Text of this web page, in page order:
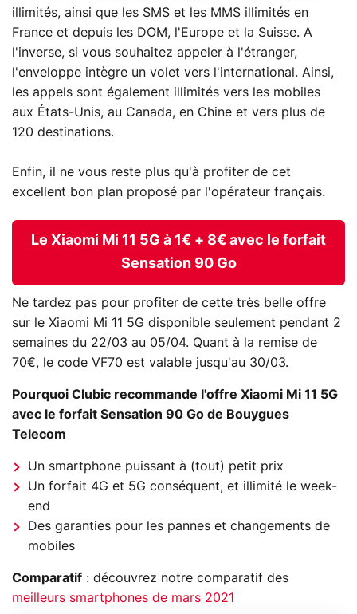
illimités, ainsi que les SMS et les MMS illimités en
France et depuis les DOM, l'Europe et la Suisse. A
l'inverse, si vous souhaitez appeler à l'étranger,
l'enveloppe intègre un volet vers l'international. Ainsi,
les appels sont également illimités vers les mobiles
aux États-Unis, au Canada, en Chine et vers plus de
120 destinations.
Enfin, il ne vous reste plus qu'à profiter de cet
excellent bon plan proposé par l'opérateur français.
Le Xiaomi Mi 11 5G à 1€ + 8€ avec le forfait
Sensation 90 Go
Ne tardez pas pour profiter de cette très belle offre
sur le Xiaomi Mi 11 5G disponible seulement pendant 2
semaines du 22/03 au 05/04. Quant à la remise de
70€, le code VF70 est valable jusqu'au 30/03.
Pourquoi Clubic recommande l'offre Xiaomi Mi 11 5G
avec le forfait Sensation 90 Go de Bouygues
Telecom
Un smartphone puissant à (tout) petit prix
Un forfait 4G et 5G conséquent, et illimité le week-
end
Des garanties pour les pannes et changements de
mobiles
Comparatif : découvrez notre comparatif des
meilleurs smartphones de mars 2021